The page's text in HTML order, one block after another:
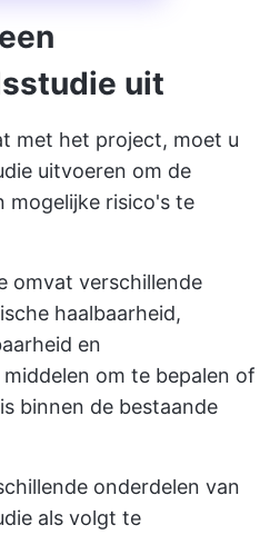
uit
met het project, moet u
uitvoeren om de
mogelijke risico's te
omvat verschillende
haalbaarheid,
en
om te bepalen of
binnen de bestaande
onderdelen van
als volgt te